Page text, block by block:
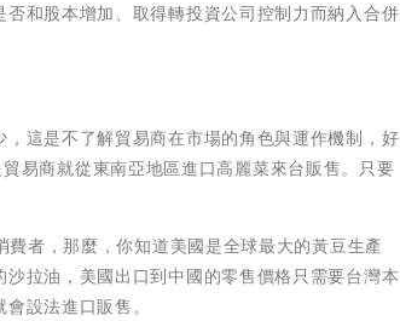
和股本增加、取得轉投資公司控制力而納入合併
這是不了解貿易商在市場的角色與運作機制，好
易商就從東南亞地區進口高麗菜來台販售。只要
者，那麼，你知道美國是全球最大的黃豆生產
拉油，美國出口到中國的零售價格只需要台灣本
設法進口販售。